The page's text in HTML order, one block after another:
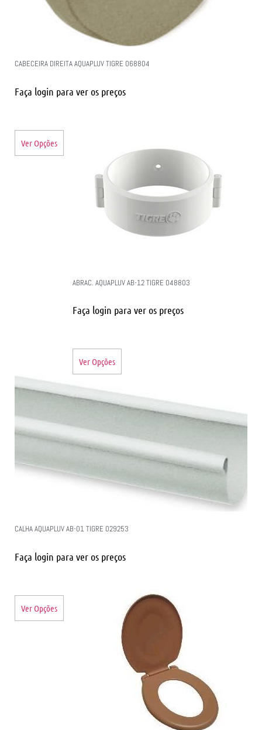
CABECEIRA DIREITA AQUAPLUV TIGRE 068804
Faça login para ver os preços
Ver Opções
ABRAC. AQUAPLUV AB-12 TIGRE 048803
Faça login para ver os preços
Ver Opções
CALHA AQUAPLUV AB-01 TIGRE 029253
Faça login para ver os preços
Ver Opções